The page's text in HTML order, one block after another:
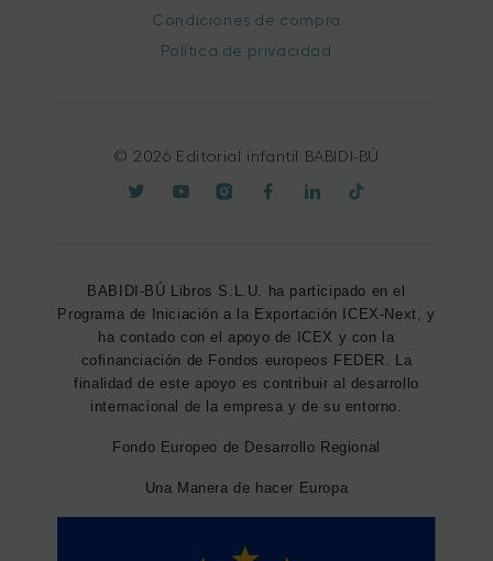
Condiciones de compra
Política de privacidad
© 2026 Editorial infantil BABIDI-BÚ
BABIDI-BÚ Libros S.L.U. ha participado en el
Programa de Iniciación a la Exportación ICEX-Next, y
ha contado con el apoyo de ICEX y con la
cofinanciación de Fondos europeos FEDER. La
finalidad de este apoyo es contribuir al desarrollo
internacional de la empresa y de su entorno.
Fondo Europeo de Desarrollo Regional
Una Manera de hacer Europa